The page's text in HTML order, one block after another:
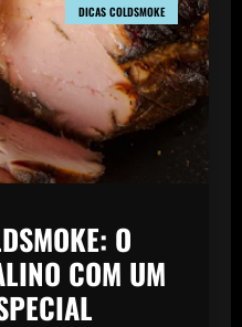
DICAS COLDSMOKE
O
COM UM